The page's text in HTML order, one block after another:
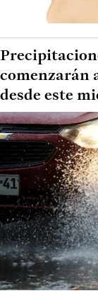
comenzarán
desde este